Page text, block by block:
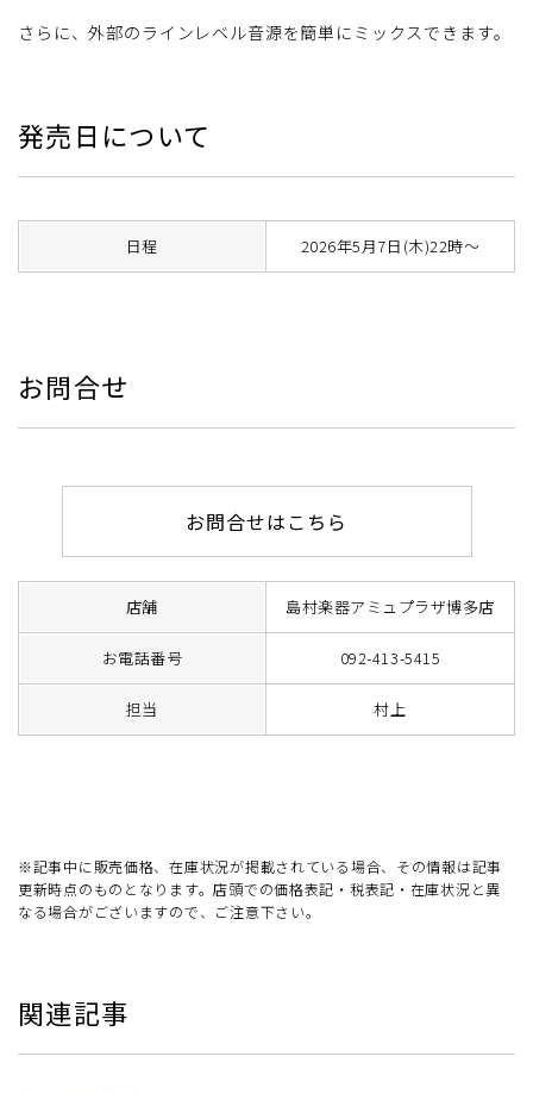
さらに、外部のラインレベル音源を簡単にミックスできます。
発売日について
日程 2026年5月7日(木)22時～
お問合せ
お問合せはこちら
店舗 島村楽器アミュプラザ博多店
お電話番号 092-413-5415
担当 村上
※記事中に販売価格、在庫状況が掲載されている場合、その情報は記事
更新時点のものとなります。店頭での価格表記・税表記・在庫状況と異
なる場合がございますので、ご注意下さい。
関連記事